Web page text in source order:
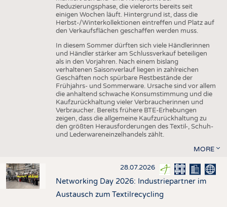
Reduzierungsphase, die vielerorts bereits seit
einigen Wochen läuft. Hintergrund ist, dass die
Herbst-/Winterkollektionen eintreffen und Platz auf
den Verkaufsflächen geschaffen werden muss.
In diesem Sommer dürften sich viele Händlerinnen
und Händler stärker am Schlussverkauf beteiligen
als in den Vorjahren. Nach einem bislang
verhaltenen Saisonverlauf liegen in zahlreichen
Geschäften noch spürbare Restbestände der
Frühjahrs- und Sommerware. Ursache sind vor allem
die anhaltend schwache Konsumstimmung und die
Kaufzurückhaltung vieler Verbraucherinnen und
Verbraucher. Bereits frühere BTE-Erhebungen
zeigen, dass die allgemeine Kaufzurückhaltung zu
den größten Herausforderungen des Textil-, Schuh-
und Lederwareneinzelhandels zählt.
MORE
28.07.2026
Networking Day 2026: Industriepartner im
Austausch zum Textilrecycling